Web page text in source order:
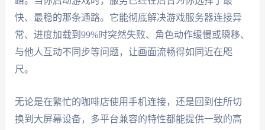
快、最稳的那条通路。它能彻底解决游戏服务器连接异
常、进度加载到99%时突然失败、角色动作缓慢或瞬移、
与他人互动不同步等问题，让画面流畅得如同近在咫
尺。
无论是在繁忙的咖啡店使用手机连接，还是回到住所切
换到大屏幕设备，多平台兼容的特性都能提供一致的高